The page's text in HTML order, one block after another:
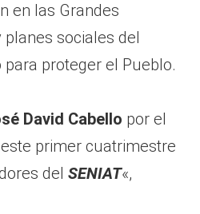
en las Grandes
sociales del
para proteger el Pueblo.
David Cabello por el
este primer cuatrimestre
del SENIAT«,